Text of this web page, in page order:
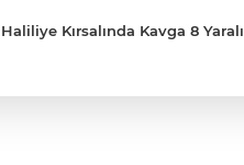
Haliliye Kırsalında Kavga 8 Yaralı